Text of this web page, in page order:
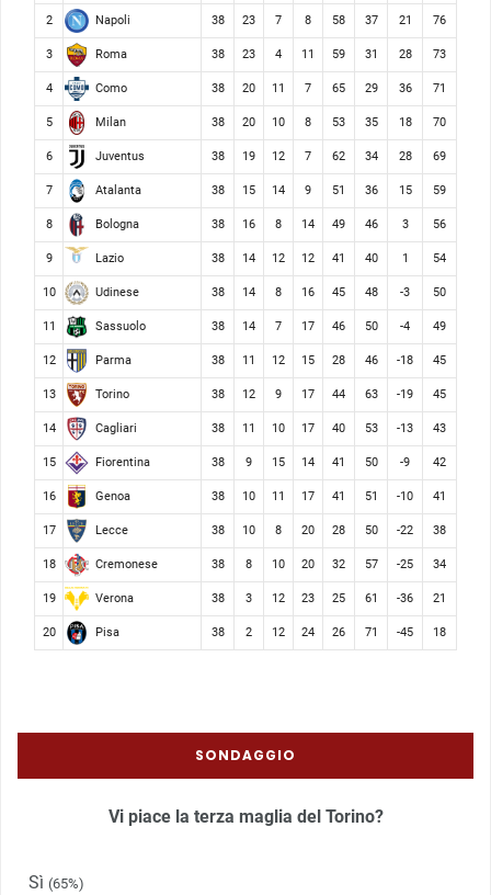
2 Napoli 38 23 7 8 58 37 21 76
3 Roma 38 23 4 11 59 31 28 73
4 Como 38 20 11 7 65 29 36 71
5 Milan 38 20 10 8 53 35 18 70
6 Juventus 38 19 12 7 62 34 28 69
7 Atalanta 38 15 14 9 51 36 15 59
8 Bologna 38 16 8 14 49 46 3 56
9 Lazio 38 14 12 12 41 40 1 54
10 Udinese 38 14 8 16 45 48 -3 50
11 Sassuolo 38 14 7 17 46 50 -4 49
12 Parma 38 11 12 15 28 46 -18 45
13 Torino 38 12 9 17 44 63 -19 45
14 Cagliari 38 11 10 17 40 53 -13 43
15 Fiorentina 38 9 15 14 41 50 -9 42
16 Genoa 38 10 11 17 41 51 -10 41
17 Lecce 38 10 8 20 28 50 -22 38
18 Cremonese 38 8 10 20 32 57 -25 34
19 Verona 38 3 12 23 25 61 -36 21
20 Pisa 38 2 12 24 26 71 -45 18
SONDAGGIO
Vi piace la terza maglia del Torino?
Sì (65%)